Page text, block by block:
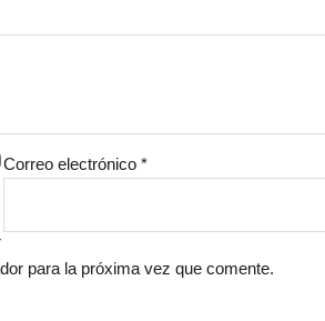
Correo electrónico *
para la próxima vez que comente.